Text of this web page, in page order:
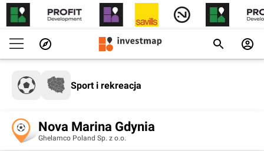
Sport i rekreacja
Nova Marina Gdynia
Ghelamco Poland Sp. z o.o.